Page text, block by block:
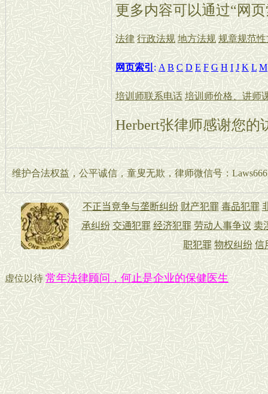
更多内容可以通过“网
法律 行政法规 地方法规 规章规范
网页索引:A B C D E F G H I J K L M
培训师联系电话 培训师价格、讲师
Herbert张律师感谢您的
维护合法权益，公平诚信，童叟无欺，律师微信号：
虚位以待 常年法律顾问，何止是企业的保健医生